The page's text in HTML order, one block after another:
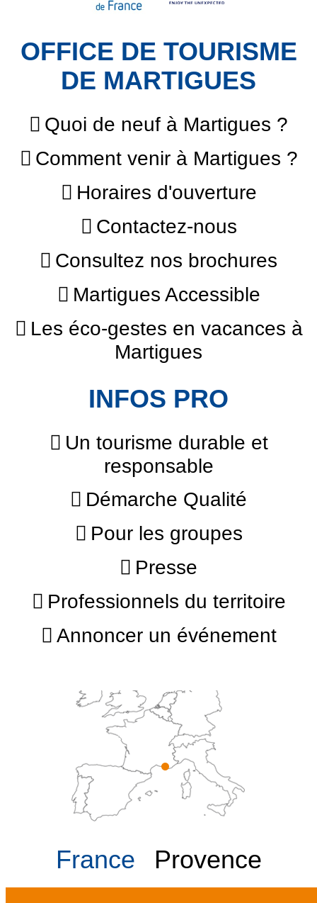
OFFICE DE TOURISME
DE MARTIGUES
Quoi de neuf à Martigues ?
Comment venir à Martigues ?
Horaires d'ouverture
Contactez-nous
Consultez nos brochures
Martigues Accessible
Les éco-gestes en vacances à
Martigues
INFOS PRO
Un tourisme durable et
responsable
Démarche Qualité
Pour les groupes
Presse
Professionnels du territoire
Annoncer un événement
France Provence